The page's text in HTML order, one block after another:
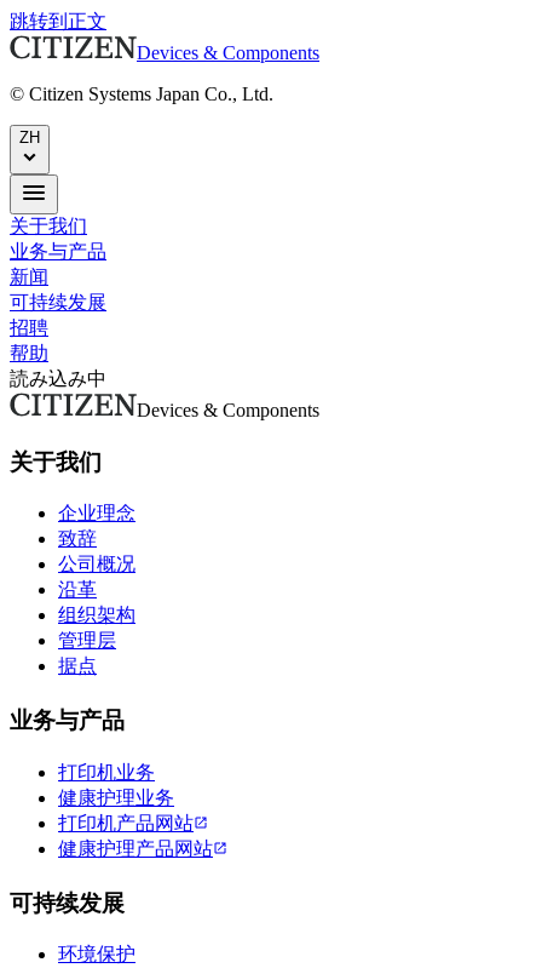
跳转到正文
Devices & Components
© Citizen Systems Japan Co., Ltd.
ZH
关于我们
业务与产品
新闻
可持续发展
招聘
帮助
読み込み中
Devices & Components
关于我们
企业理念
致辞
公司概况
沿革
组织架构
管理层
据点
业务与产品
打印机业务
健康护理业务
打印机产品网站
健康护理产品网站
可持续发展
环境保护